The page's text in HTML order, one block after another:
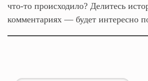
что‑то происходило? Делитесь
комментариях — будет интересно